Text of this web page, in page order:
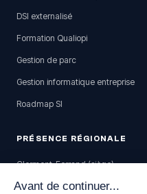
DSI externalisé
Formation Qualiopi
Gestion de parc
Gestion informatique entreprise
Roadmap SI
PRÉSENCE RÉGIONALE
Clermont-Ferrand (siège)
Riom